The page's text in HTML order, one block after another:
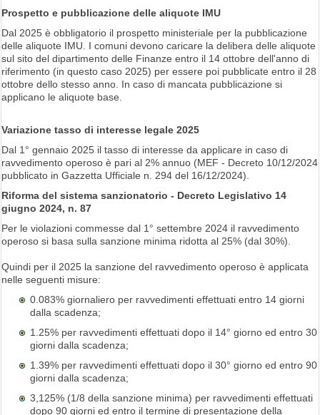
Prospetto e pubblicazione delle aliquote IMU
Dal 2025 è obbligatorio il prospetto ministeriale per la pubblicazione
delle aliquote IMU. I comuni devono caricare la delibera delle aliquote
sul sito del dipartimento delle Finanze entro il 14 ottobre dell'anno di
riferimento (in questo caso 2025) per essere poi pubblicate entro il 28
ottobre dello stesso anno. In caso di mancata pubblicazione si
applicano le aliquote base.
Variazione tasso di interesse legale 2025
Dal 1° gennaio 2025 il tasso di interesse da applicare in caso di
ravvedimento operoso è pari al 2% annuo (MEF - Decreto 10/12/2024
pubblicato in Gazzetta Ufficiale n. 294 del 16/12/2024).
Riforma del sistema sanzionatorio - Decreto Legislativo 14
giugno 2024, n. 87
Per le violazioni commesse dal 1° settembre 2024 il ravvedimento
operoso si basa sulla sanzione minima ridotta al 25% (dal 30%).
Quindi per il 2025 la sanzione del ravvedimento operoso è applicata
nelle seguenti misure:
0.083% giornaliero per ravvedimenti effettuati entro 14 giorni
dalla scadenza;
1.25% per ravvedimenti effettuati dopo il 14° giorno ed entro 30
giorni dalla scadenza;
1.39% per ravvedimenti effettuati dopo il 30° giorno ed entro 90
giorni dalla scadenza;
3,125% (1/8 della sanzione minima) per ravvedimenti effettuati
dopo 90 giorni ed entro il termine di presentazione della